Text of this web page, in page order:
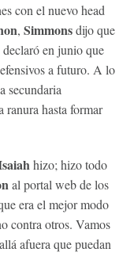
con el nuevo head
, Simmonsdijo que
en junio que
a futuro. A lo
secundaria
ranura hasta formar
hizo; hizo todo
al portal web de los
era el mejor modo
contra otros. Vamos
afuera que puedan